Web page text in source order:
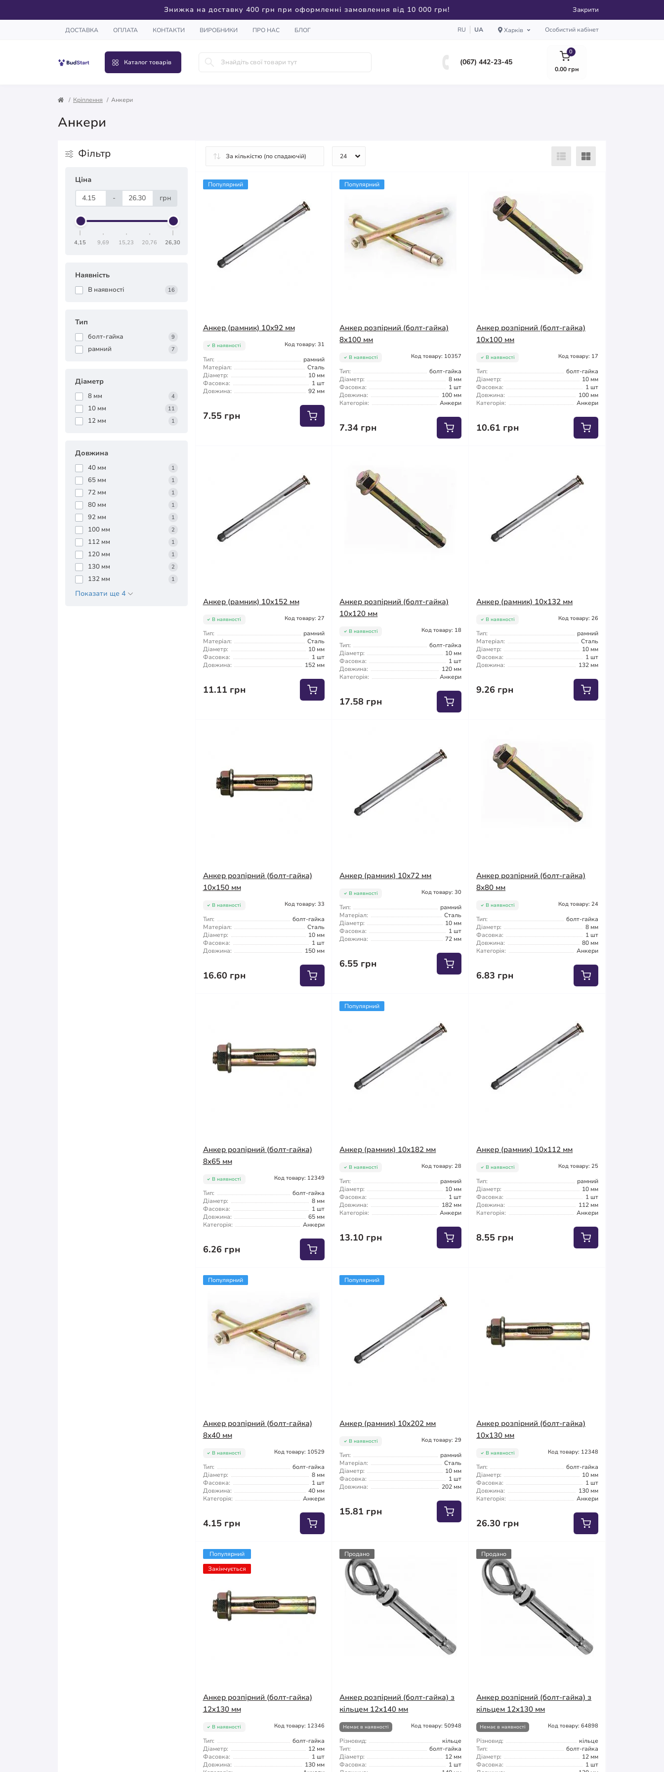
Знижка на доставку 400 грн при оформленні замовлення від 10 000 грн! Закрити
ДОСТАВКА ОПЛАТА КОНТАКТИ ВИРОБНИКИ ПРО НАС БЛОГ RU UA Харків Особистий кабінет
Каталог товарів (067) 442-23-45
0
0.00 грн
Кріплення Анкери
Анкери
Фільтр
Ціна
-
грн
4,15 9,69 15,23 20,76 26,30
Наявність
В наявності 16
Тип
болт-гайка 9
рамний 7
Діаметр
8 мм 4
10 мм 11
12 мм 1
Довжина
40 мм 1
65 мм 1
72 мм 1
80 мм 1
92 мм 1
100 мм 2
112 мм 1
120 мм 1
130 мм 2
132 мм 1
Показати ще 4
Популярний
Анкер (рамник) 10x92 мм
В наявності Код товару: 31
Тип:
рамний
Матеріал:
Сталь
Діаметр:
10 мм
Фасовка:
1 шт
Довжина:
92 мм
7.55 грн
Популярний
Анкер розпірний (болт-гайка)
8x100 мм
В наявності Код товару: 10357
Тип:
болт-гайка
Діаметр:
8 мм
Фасовка:
1 шт
Довжина:
100 мм
Категорія:
Анкери
7.34 грн
Анкер розпірний (болт-гайка)
10x100 мм
В наявності Код товару: 17
Тип:
болт-гайка
Діаметр:
10 мм
Фасовка:
1 шт
Довжина:
100 мм
Категорія:
Анкери
10.61 грн
Анкер (рамник) 10x152 мм
В наявності Код товару: 27
Тип:
рамний
Матеріал:
Сталь
Діаметр:
10 мм
Фасовка:
1 шт
Довжина:
152 мм
11.11 грн
Анкер розпірний (болт-гайка)
10x120 мм
В наявності Код товару: 18
Тип:
болт-гайка
Діаметр:
10 мм
Фасовка:
1 шт
Довжина:
120 мм
Категорія:
Анкери
17.58 грн
Анкер (рамник) 10x132 мм
В наявності Код товару: 26
Тип:
рамний
Матеріал:
Сталь
Діаметр:
10 мм
Фасовка:
1 шт
Довжина:
132 мм
9.26 грн
Анкер розпірний (болт-гайка)
10x150 мм
В наявності Код товару: 33
Тип:
болт-гайка
Матеріал:
Сталь
Діаметр:
10 мм
Фасовка:
1 шт
Довжина:
150 мм
16.60 грн
Анкер (рамник) 10x72 мм
В наявності Код товару: 30
Тип:
рамний
Матеріал:
Сталь
Діаметр:
10 мм
Фасовка:
1 шт
Довжина:
72 мм
6.55 грн
Анкер розпірний (болт-гайка)
8x80 мм
В наявності Код товару: 24
Тип:
болт-гайка
Діаметр:
8 мм
Фасовка:
1 шт
Довжина:
80 мм
Категорія:
Анкери
6.83 грн
Анкер розпірний (болт-гайка)
8x65 мм
В наявності Код товару: 12349
Тип:
болт-гайка
Діаметр:
8 мм
Фасовка:
1 шт
Довжина:
65 мм
Категорія:
Анкери
6.26 грн
Популярний
Анкер (рамник) 10x182 мм
В наявності Код товару: 28
Тип:
рамний
Діаметр:
10 мм
Фасовка:
1 шт
Довжина:
182 мм
Категорія:
Анкери
13.10 грн
Анкер (рамник) 10x112 мм
В наявності Код товару: 25
Тип:
рамний
Діаметр:
10 мм
Фасовка:
1 шт
Довжина:
112 мм
Категорія:
Анкери
8.55 грн
Популярний
Анкер розпірний (болт-гайка)
8x40 мм
В наявності Код товару: 10529
Тип:
болт-гайка
Діаметр:
8 мм
Фасовка:
1 шт
Довжина:
40 мм
Категорія:
Анкери
4.15 грн
Популярний
Анкер (рамник) 10x202 мм
В наявності Код товару: 29
Тип:
рамний
Матеріал:
Сталь
Діаметр:
10 мм
Фасовка:
1 шт
Довжина:
202 мм
15.81 грн
Анкер розпірний (болт-гайка)
10x130 мм
В наявності Код товару: 12348
Тип:
болт-гайка
Діаметр:
10 мм
Фасовка:
1 шт
Довжина:
130 мм
Категорія:
Анкери
26.30 грн
Популярний
Закінчується
Анкер розпірний (болт-гайка)
12x130 мм
В наявності Код товару: 12346
Тип:
болт-гайка
Діаметр:
12 мм
Фасовка:
1 шт
Довжина:
130 мм
Продано
Анкер розпірний (болт-гайка) з
кільцем 12x140 мм
Немає в наявності Код товару: 50948
Різновид:
кільце
Тип:
болт-гайка
Діаметр:
12 мм
Фасовка:
1 шт
Продано
Анкер розпірний (болт-гайка) з
кільцем 12x130 мм
Немає в наявності Код товару: 64898
Різновид:
кільце
Тип:
болт-гайка
Діаметр:
12 мм
Фасовка:
1 шт